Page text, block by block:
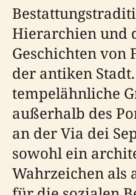
Hierarchien und
Geschichten von
der antiken
tempelähnliche
außerhalb des
an der Via dei
sowohl ein
Wahrzeichen als